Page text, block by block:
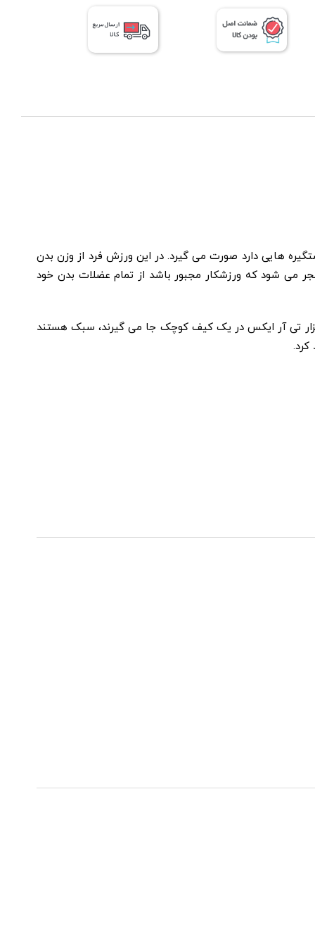
­هایی دارد صورت می­ گیرد. در این ورزش فرد از وزن بدن
می­ شود که ورزشکار مجبور باشد از تمام عضلات بدن خود
تی آر ایکس در یک کیف کوچک جا می­ گیرند، سبک هستند